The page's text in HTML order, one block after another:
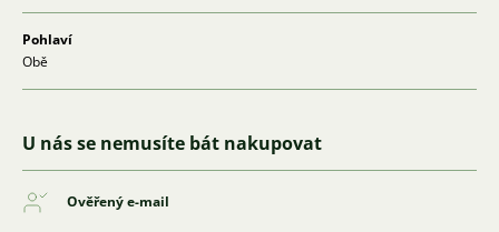
Pohlaví
Obě
U nás se nemusíte bát nakupovat
Ověřený e-mail